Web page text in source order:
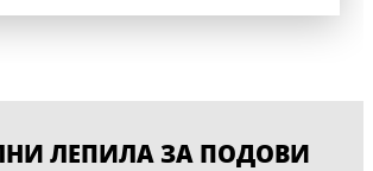
ЛЕПИЛА ЗА ПОДОВИ